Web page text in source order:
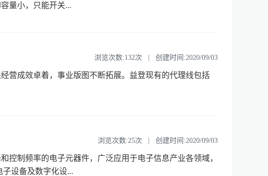
量小，只能开关...
浏览次数:132次 | 创建时间:2020/09/03
营成效卓着，事业版图不断拓展。益登现有的代理线包括
浏览次数:25次 | 创建时间:2020/09/03
控制频率的电子元器件，广泛应用于电子信息产业各领域，
设备及数字化设...